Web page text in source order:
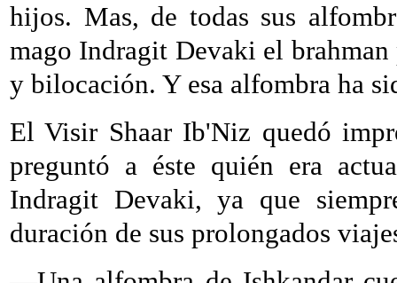
hijos. Mas, de todas sus
mago Indragit Devaki el
y bilocación. Y esa alfombra ha
El Visir Shaar Ib'Niz quedó
preguntó a éste quién era
Indragit Devaki, ya que
duración de sus prolongados